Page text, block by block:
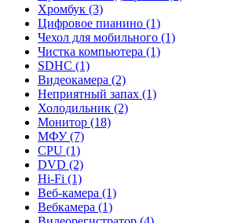
Хромбук (3)
Цифровое пианино (1)
Чехол для мобильного (1)
Чистка компьютера (1)
SDHC (1)
Видеокамера (2)
Неприятный запах (1)
Холодильник (2)
Монитор (18)
МФУ (7)
CPU (1)
DVD (2)
Hi-Fi (1)
Веб-камера (1)
Вебкамера (1)